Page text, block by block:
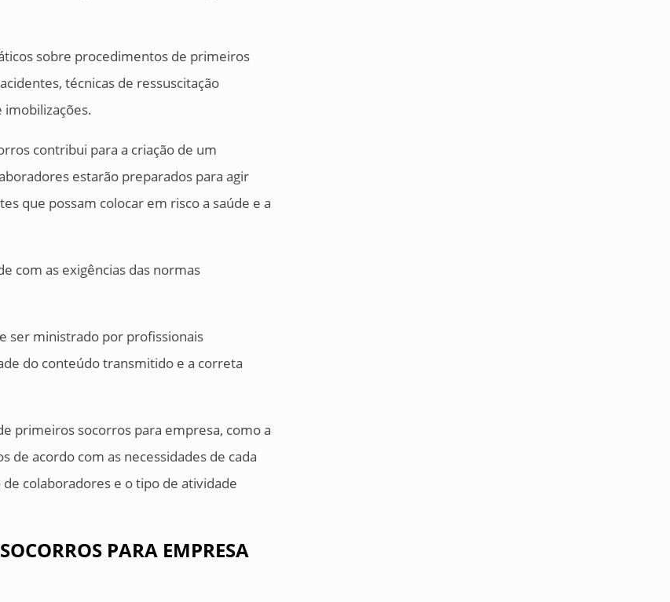
sobre procedimentos de primeiros
técnicas de ressuscitação
contribui para a criação de um
estarão preparados para agir
que possam colocar em risco a saúde e a
com as exigências das normas
ser ministrado por profissionais
do conteúdo transmitido e a correta
primeiros socorros para empresa, como a
de acordo com as necessidades de cada
colaboradores e o tipo de atividade
PARA EMPRESA